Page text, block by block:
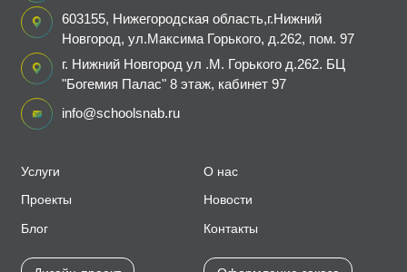
Услуги
Проекты
Блог
О нас
Новости
Контакты
603155, Нижегородская область,г.Нижний
Новгород, ул.Максима Горького, д.262, пом. 97
г. Нижний Новгород ул .М. Горького д.262. БЦ
"Богемия Палас" 8 этаж, кабинет 97
info@schoolsnab.ru